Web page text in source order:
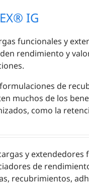
IG
funcionales y
rendimiento y
de
muchos de los
como la
y
de
recubrimientos,